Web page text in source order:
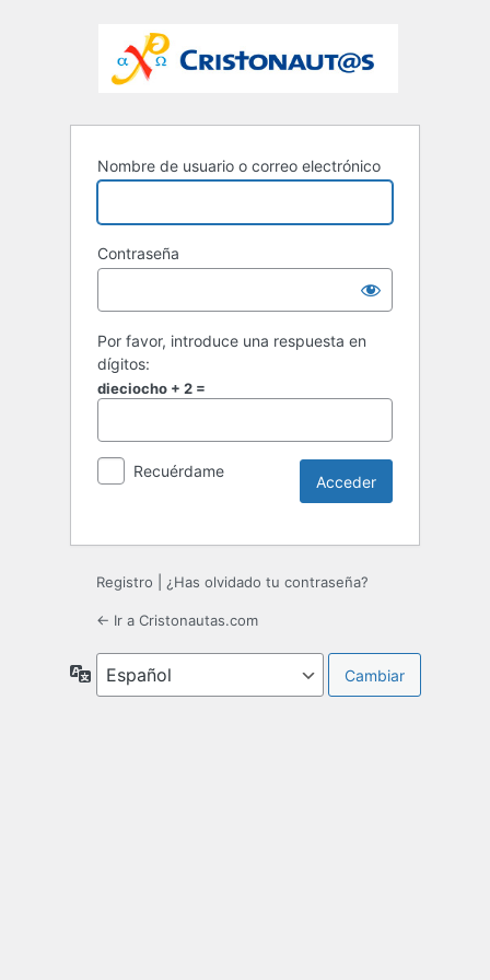
Nombre de usuario o correo electrónico
Contraseña
Por favor, introduce una respuesta en
dígitos:
dieciocho + 2 =
Recuérdame
Registro ¿Has olvidado tu contraseña?
← Ir a Cristonautas.com
Idioma